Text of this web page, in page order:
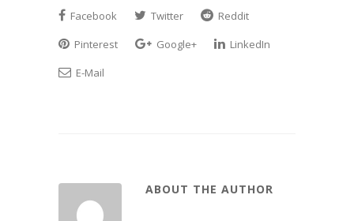
Facebook Twitter
Reddit
Pinterest
Google+
LinkedIn
E-Mail
ABOUT THE AUTHOR